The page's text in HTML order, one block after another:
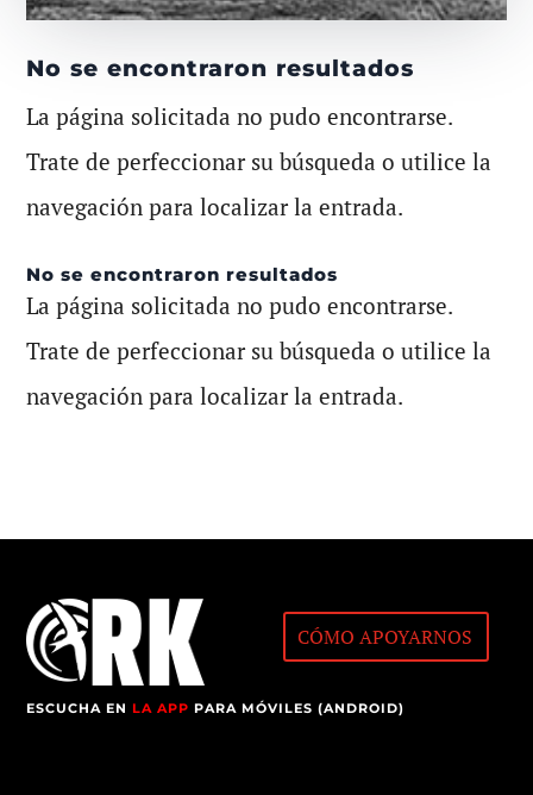
No se encontraron resultados
La página solicitada no pudo encontrarse.
Trate de perfeccionar su búsqueda o utilice la
navegación para localizar la entrada.
No se encontraron resultados
La página solicitada no pudo encontrarse.
Trate de perfeccionar su búsqueda o utilice la
navegación para localizar la entrada.
CÓMO APOYARNOS
ESCUCHA ENLA APP PARA MÓVILES (ANDROID)